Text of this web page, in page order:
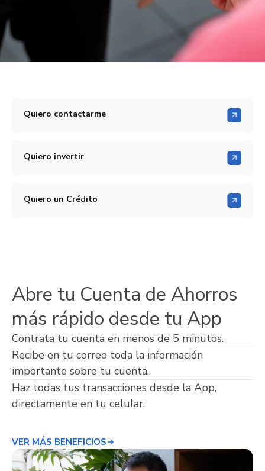
Quiero contactarme
Quiero invertir
Quiero un Crédito
Abre tu Cuenta de Ahorros
más rápido desde tu App
Contrata tu cuenta en menos de 5 minutos.
Recibe en tu correo toda la información
importante sobre tu cuenta.
Haz todas tus transacciones desde la App,
directamente en tu celular.
VER MÁS BENEFICIOS